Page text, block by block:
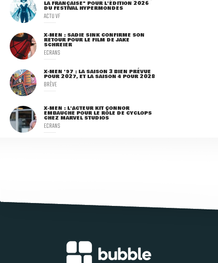
LA FRANÇAISE" POUR L'ÉDITION 2026
DU FESTIVAL HYPERMONDES
ACTU VF
X-MEN : SADIE SINK CONFIRME SON
RETOUR POUR LE FILM DE JAKE
SCHREIER
ECRANS
X-MEN '97 : LA SAISON 3 BIEN PRÉVUE
POUR 2027, ET LA SAISON 4 POUR 2028
BRÈVE
X-MEN : L'ACTEUR KIT CONNOR
EMBAUCHÉ POUR LE RÔLE DE CYCLOPS
CHEZ MARVEL STUDIOS
ECRANS